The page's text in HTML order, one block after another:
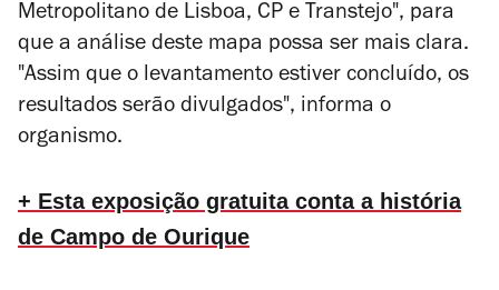
Metropolitano de Lisboa, CP e Transtejo", para
que a análise deste mapa possa ser mais clara.
"Assim que o levantamento estiver concluído, os
resultados serão divulgados", informa o
organismo.
+ Esta exposição gratuita conta a história
de Campo de Ourique